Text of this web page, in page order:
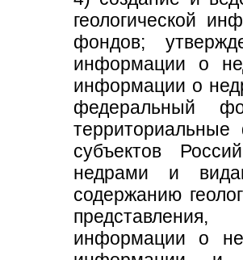
геологической
фондов;
информации о
информации о
федеральный
субъектов
недрами и
содержанию
представления,
информации о